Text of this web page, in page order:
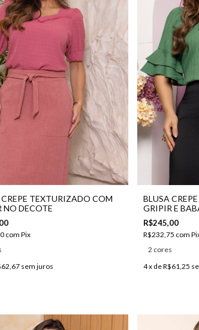
CREPE TEXTURIZADO COM
NO DECOTE
com Pix
sem juros
BLUSA
GRIPIR E
R$245,00
R$232,75 com
2 cores
4x deR$61,25